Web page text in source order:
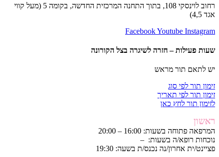
רחוב לוינסקי 108, בתוך התחנה המרכזית החדשה, בקומה 5 (מעל קווי
אגד 4,5)
FacebookYoutube Instagram
שעות פעילות – חזרה לשיגרה בצל הקורונה
יש לתאם תור מראש
זימון תור לפי סוג
זימון תור לפי תאריך
לזימון תור לחץ כאן
ראשון
המרפאה פתוחה בשעות: 16:00 – 20:00
נוכחות רופא/ה בשעות: –
פציינט/ית אחרון/נה נכנס/ת בשעה: 19:30